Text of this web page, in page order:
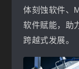
体刻蚀软件、
软件赋能，助
跨越式发展。